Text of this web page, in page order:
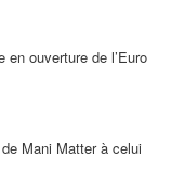
ouverture de l’Euro
Mani Matter à celui